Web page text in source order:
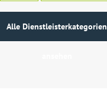
Alle Dienstleisterkategorien